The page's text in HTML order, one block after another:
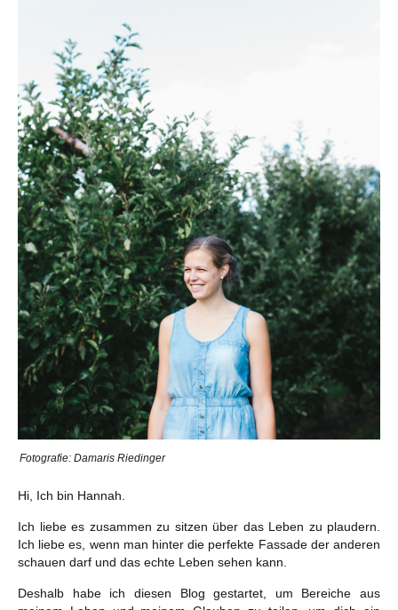
Fotografie: Damaris Riedinger
Hi, Ich bin Hannah.
Ich liebe es zusammen zu sitzen über das Leben zu plaudern.
Ich liebe es, wenn man hinter die perfekte Fassade der anderen
schauen darf und das echte Leben sehen kann.
Deshalb habe ich diesen Blog gestartet, um Bereiche aus